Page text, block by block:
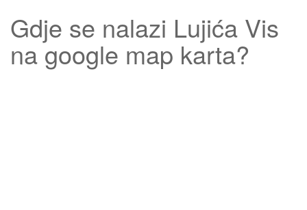
Gdje se nalazi Lujića Vis
na google map karta?